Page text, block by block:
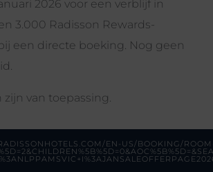
2026 voor een verblijf in
3.000 Radisson Rewards-
een directe boeking. Nog geen
zijn van toepassing.
EN-US/BOOKING/